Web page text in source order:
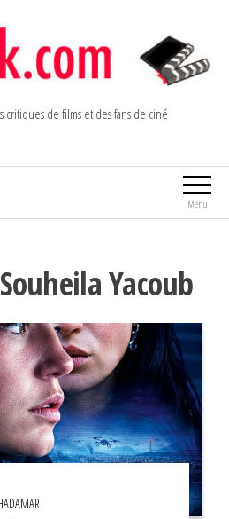
de films et des fans de ciné
Menu
Souheila Yacoub